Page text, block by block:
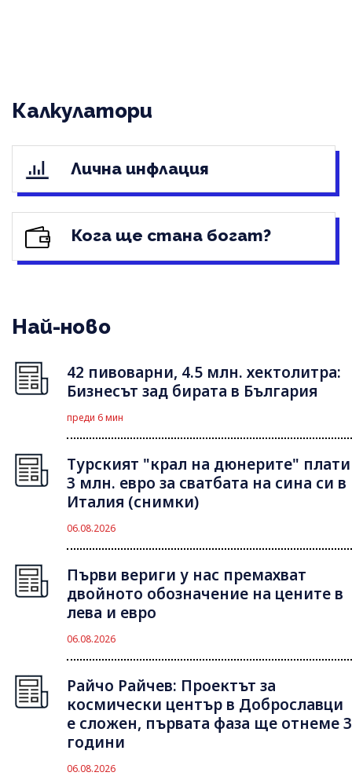
Калкулатори
Лична инфлация
Кога ще стана богат?
Най-ново
42 пивоварни, 4.5 млн. хектолитра:
Бизнесът зад бирата в България
преди 6 мин
Турският "крал на дюнерите" плати
3 млн. евро за сватбата на сина си в
Италия (снимки)
06.08.2026
Първи вериги у нас премахват
двойното обозначение на цените в
лева и евро
06.08.2026
Райчо Райчев: Проектът за
космически център в Доброславци
е сложен, първата фаза ще отнеме 3
години
06.08.2026